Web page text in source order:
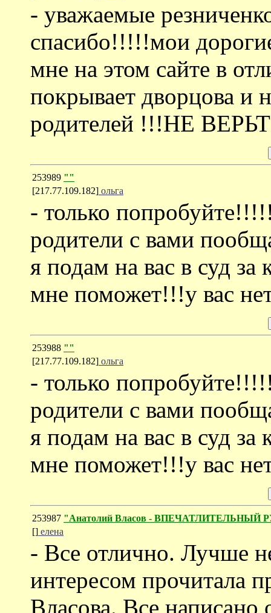
- уважаемые
спасибо!!!!!мои
мне на этом сайте в
покрывает дворцова и
родителей !!!НЕ
253989 ""
[217.77.109.182] ольга
- только
родители с вами
я подам на вас в суд
мне поможет!!!у вас
253988 ""
[217.77.109.182] ольга
- только
родители с вами
я подам на вас в суд
мне поможет!!!у вас
253987 "Анатолий Власов - ВПЕЧАТЛИТЕЛЬНЫЙ
[] елена
- Все отлично. Лучше
интересом прочитала
Власова. Все